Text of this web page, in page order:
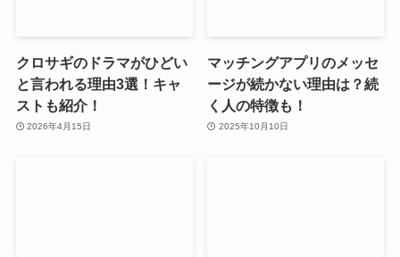
クロサギのドラマがひどい
と言われる理由3選！キャ
ストも紹介！
2026年4月15日
マッチングアプリのメッセ
ージが続かない理由は？続
く人の特徴も！
2025年10月10日